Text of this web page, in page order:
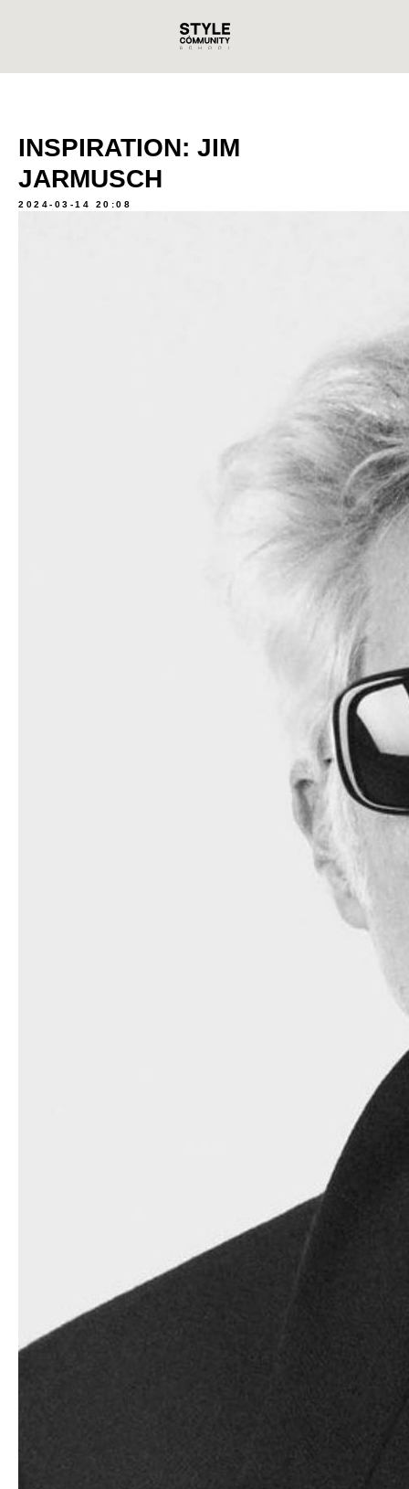
INSPIRATION: JIM
JARMUSCH
2024-03-14 20:08